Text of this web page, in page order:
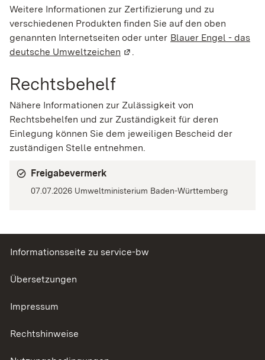
Weitere Informationen zur Zertifizierung und zu
verschiedenen Produkten finden Sie auf den oben
genannten Internetseiten oder unter Blauer Engel - das
deutsche Umweltzeichen (Wird in einem neuen Fenster
.
Rechtsbehelf
Nähere Informationen zur Zulässigkeit von
Rechtsbehelfen und zur Zuständigkeit für deren
Einlegung können Sie dem jeweiligen Bescheid der
zuständigen Stelle entnehmen.
Freigabevermerk
07.07.2026 Umweltministerium Baden-Württemberg
Informationsseite zu service-bw
Übersetzungen
Impressum
Rechtshinweise